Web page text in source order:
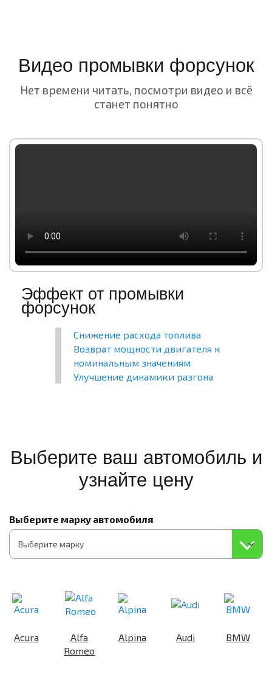
Видео промывки форсунок
Нет времени читать, посмотри видео и всё
станет понятно
Эффект от промывки
форсунок
Снижение расхода топлива
Возврат мощности двигателя к
номинальным значениям
Улучшение динамики разгона
Выберите ваш автомобиль и
узнайте цену
Выберите марку автомобиля
Acura
Alfa
Romeo
Alpina Audi BMW